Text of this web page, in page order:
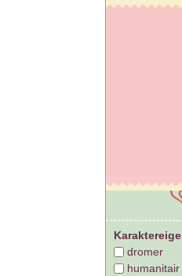
dromer
humanitair